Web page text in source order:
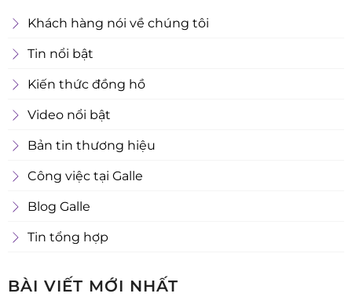
Khách hàng nói về chúng tôi
Tin nổi bật
Kiến thức đồng hồ
Video nổi bật
Bản tin thương hiệu
Công việc tại Galle
Blog Galle
Tin tổng hợp
BÀI VIẾT MỚI NHẤT